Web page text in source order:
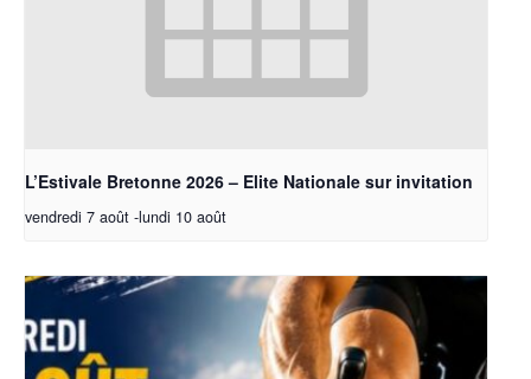
L’Estivale Bretonne 2026 – Elite Nationale sur invitation
vendredi 7 août -lundi 10 août